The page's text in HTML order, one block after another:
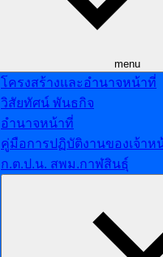
menu
โครงสร้างและอำนาจหน้าที่
วิสัยทัศน์ พันธกิจ
อำนาจหน้าที่
คู่มือการปฏิบัติงานของเจ้าห
ก.ต.ป.น. สพม.กาฬสินธุ์